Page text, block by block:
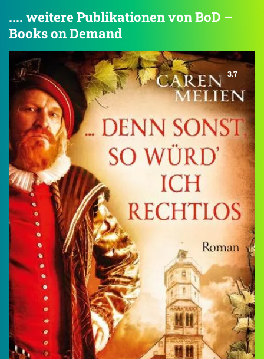
.... weitere Publikationen von BoD –
Books on Demand
3.7